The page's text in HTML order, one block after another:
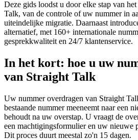
Deze gids loodst u door elke stap van
Talk, van de controle of uw nummer in
uiteindelijke migratie. Daarnaast
alternatief, met 160+ internationale
gesprekkwaliteit en 24/7 klantenservice.
In het kort: hoe u uw
van Straight Talk
Uw nummer overdragen van Straight
bestaande nummer meeneemt naar een
behoudt na uw overstap. U vraagt de
een machtigingsformulier en uw nieuwe
Dit proces duurt meestal zo'n 15 dagen.